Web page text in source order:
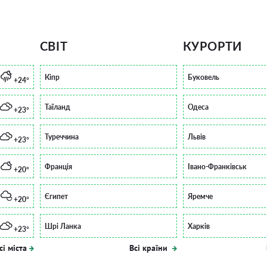
+24°
+23°
+23°
+20°
+20°
+23°
міста
СВІТ
Кіпр
Таїланд
Туреччина
Франція
Єгипет
Шрі Ланка
Всі країни
КУРОРТИ
Буковель
Одеса
Львів
Івано-Франківськ
Яремче
Харків